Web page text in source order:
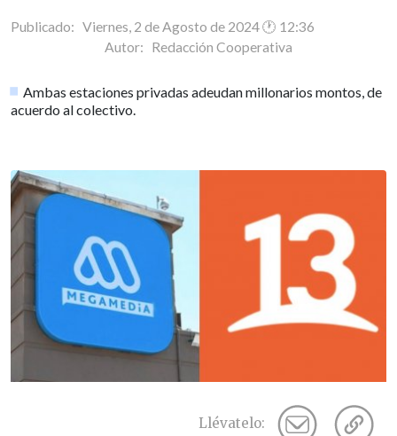
Publicado: Viernes, 2 de Agosto de 2024 🕐 12:36
Autor: Redacción Cooperativa
Ambas estaciones privadas adeudan millonarios montos, de
acuerdo al colectivo.
Llévatelo: